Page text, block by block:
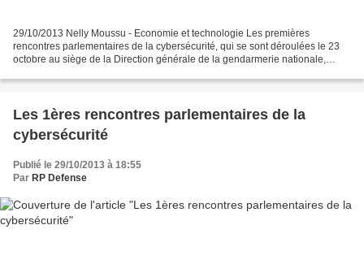
29/10/2013 Nelly Moussu - Economie et technologie Les premières
rencontres parlementaires de la cybersécurité, qui se sont déroulées le 23
octobre au siège de la Direction générale de la gendarmerie nationale,
Les 1ères rencontres parlementaires de la
cybersécurité
Publié le 29/10/2013 à 18:55
Par RP Defense